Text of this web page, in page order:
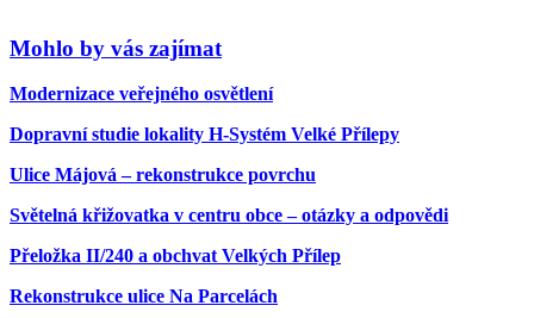
Mohlo by vás zajímat
Modernizace veřejného osvětlení
Dopravní studie lokality H-Systém Velké Přílepy
Ulice Májová – rekonstrukce povrchu
Světelná křižovatka v centru obce – otázky a odpovědi
Přeložka II/240 a obchvat Velkých Přílep
Rekonstrukce ulice Na Parcelách